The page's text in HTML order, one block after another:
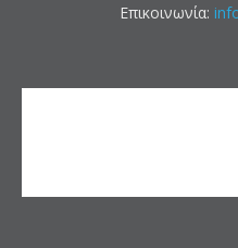
Επικοινωνία: